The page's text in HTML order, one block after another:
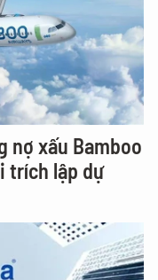
nợ xấu Bamboo
trích lập dự